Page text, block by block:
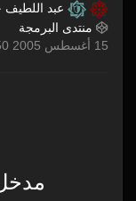
عبد
منتدى البرمجة
15 أغسطس 2005 11:50 م